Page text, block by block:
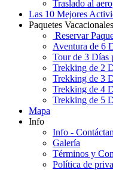
Traslado al
Las 10 Mejores
Paquetes Vacacionales
Reservar
Aventura de 6
Tour de 3 Días
Trekking de 2
Trekking de 3
Trekking de 4
Trekking de 5
Mapa
Info
Info -
Galería
Términos y
Política de